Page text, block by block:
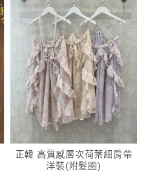
正韓 高質感層次荷葉細肩帶
洋裝(附髮圈)